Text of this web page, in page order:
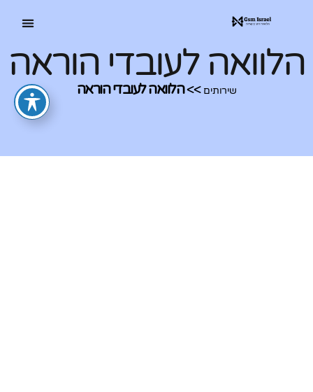
הלוואה לעובדי הוראה
שירותים >>הלוואה לעובדי הוראה